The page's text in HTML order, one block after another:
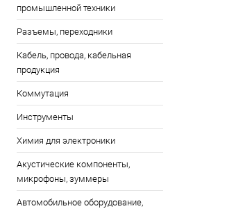
промышленной техники
Разъемы, переходники
Кабель, провода, кабельная
продукция
Коммутация
Инструменты
Химия для электроники
Акустические компоненты,
микрофоны, зуммеры
Автомобильное оборудование,